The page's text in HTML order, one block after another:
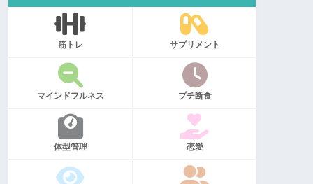
筋トレ サプリメント
マインドフルネス プチ断食
体型管理 恋愛